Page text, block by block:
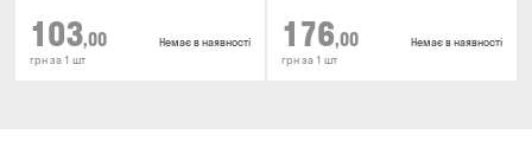
103,00
грн за 1 шт
Немає в наявності 176,00
грн за 1 шт
Немає в наявності